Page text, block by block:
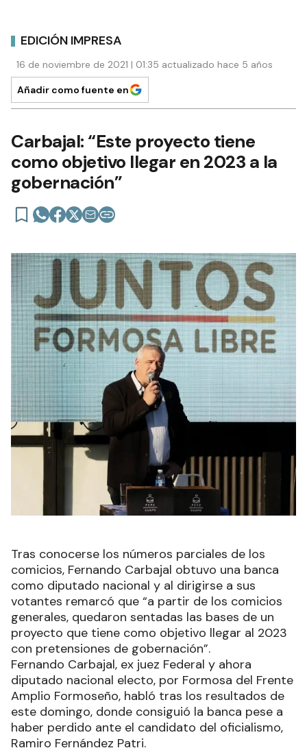
EDICIÓN IMPRESA
16 de noviembre de 2021 | 01:35 actualizado hace 5 años
Añadir como fuente en
Carbajal: “Este proyecto tiene
como objetivo llegar en 2023 a la
gobernación”
Tras conocerse los números parciales de los
comicios, Fernando Carbajal obtuvo una banca
como diputado nacional y al dirigirse a sus
votantes remarcó que “a partir de los comicios
generales, quedaron sentadas las bases de un
proyecto que tiene como objetivo llegar al 2023
con pretensiones de gobernación”.
Fernando Carbajal, ex juez Federal y ahora
diputado nacional electo, por Formosa del Frente
Amplio Formoseño, habló tras los resultados de
este domingo, donde consiguió la banca pese a
haber perdido ante el candidato del oficialismo,
Ramiro Fernández Patri.